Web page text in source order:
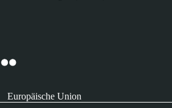
Europäische Union